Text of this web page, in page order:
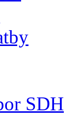
SDH